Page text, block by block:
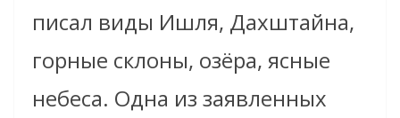
писал виды Ишля, Дахштайна,
горные склоны, озёра, ясные
небеса. Одна из заявленных